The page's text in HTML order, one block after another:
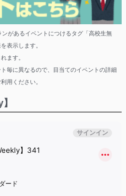
があるイベントにつけるタグ「高校生無
表示します。
ます。
毎に異なるので、目当てのイベントの詳細
用ください。